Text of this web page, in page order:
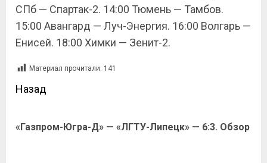
СПб — Спартак-2. 14:00 Тюмень — Тамбов.
15:00 Авангард — Луч-Энергия. 16:00 Волгарь —
Енисей. 18:00 Химки — Зенит-2.
Материал прочитали: 141
Назад
«Газпром-Югра-Д» — «ЛГТУ-Липецк» — 6:3. Обзор